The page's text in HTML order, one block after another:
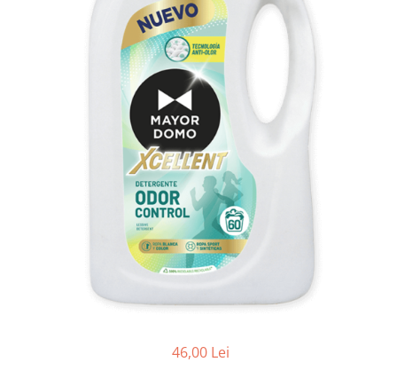
Detergenti Rufe & Intretinere
Detergenti de rufe
Parfum de rufe si esente
concentrate parfumare rufe
Neutralizare miros si odorizare
textile,masini de spalat ,uscatoare
Solutii indepartare pete si
Vopsea pentru articole textile si
Articole complementare
46,00 Lei